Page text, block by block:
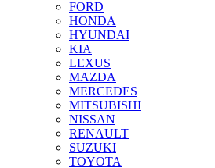
FORD
HONDA
HYUNDAI
KIA
LEXUS
MAZDA
MERCEDES
MITSUBISHI
NISSAN
RENAULT
SUZUKI
TOYOTA